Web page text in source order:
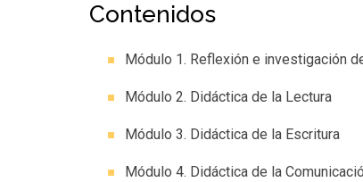
Contenidos
Módulo 1. Reflexión e investigación
Módulo 2. Didáctica de la Lectura
Módulo 3. Didáctica de la Escritura
Módulo 4. Didáctica de la